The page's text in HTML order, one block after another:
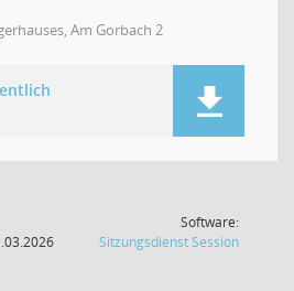
Am Gorbach 2
Software:
SitzungsdienstSession(Wird in